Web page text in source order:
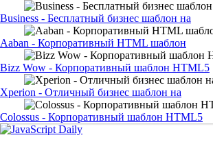
Business - Бесплатный бизнес шаблон на
Aaban - Корпоративный HTML шаблон
Bizz Wow - Корпоративный шаблон HTML5
Xperion - Отличный бизнес шаблон на
Colossus - Корпоративный шаблон HTML5